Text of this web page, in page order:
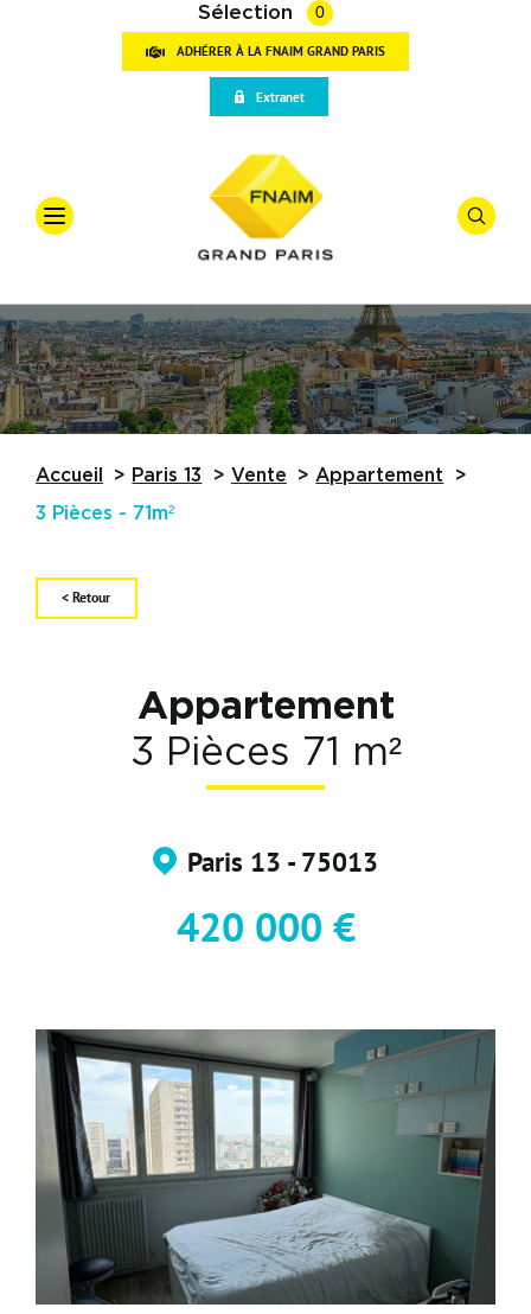
Qui sommes-nous
Partenaires
Actualités
Sélection 0
ADHÉRER À LA FNAIM GRAND PARIS
Extranet
Accueil Paris 13 Vente
Appartement
3 Pièces - 71m²
< Retour
Appartement
3 Pièces 71 m²
Paris 13 - 75013
420 000 €
Offre
Vente
Types
Budget